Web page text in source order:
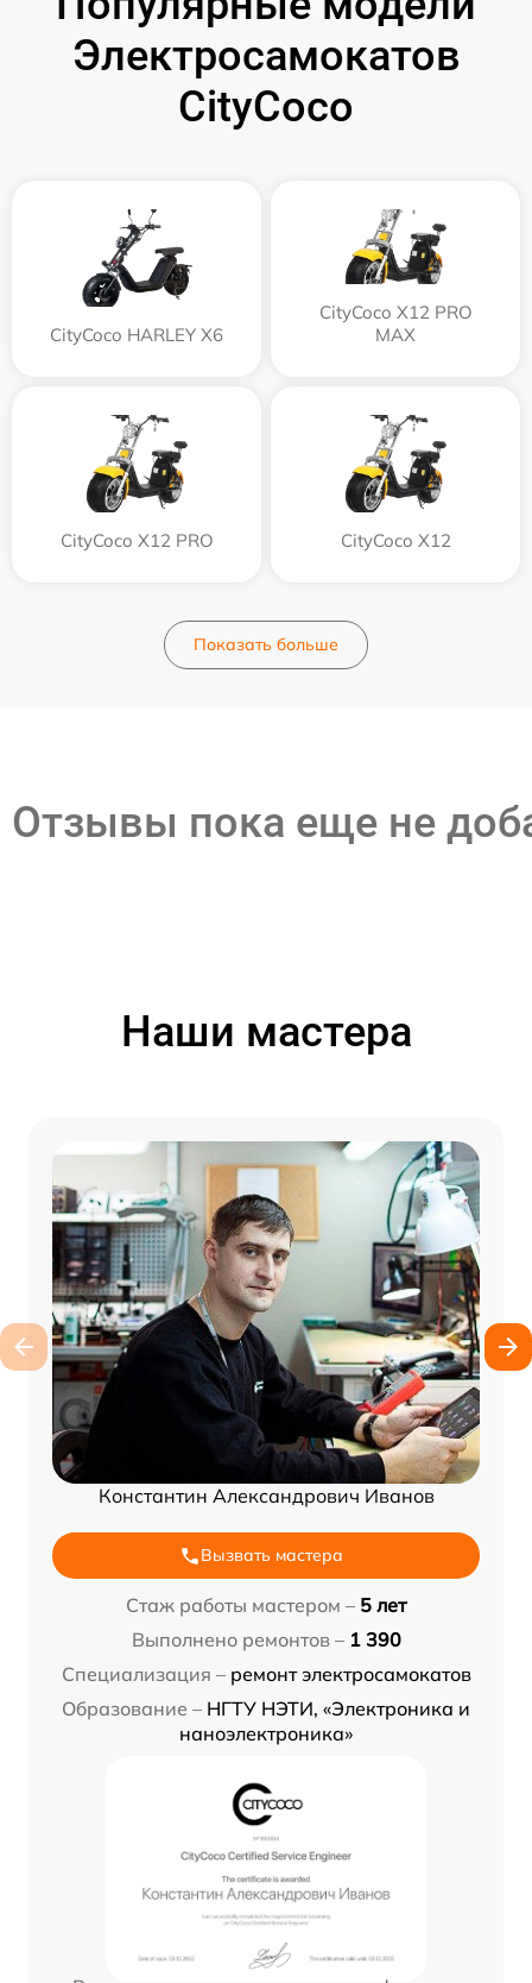
Электросамокатов
CityCoco
CityCoco HARLEY X6
CityCoco X12 PRO
MAX
CityCoco X12 PRO CityCoco X12
Показать больше
Отзывы пока еще не
Наши мастера
Константин Александрович Иванов
Вызвать мастера
Стаж работы мастером – 5 лет
Выполнено ремонтов – 1 390
Специализация – ремонт электросамокатов
Образование – НГТУ НЭТИ, «Электроника и
наноэлектроника»